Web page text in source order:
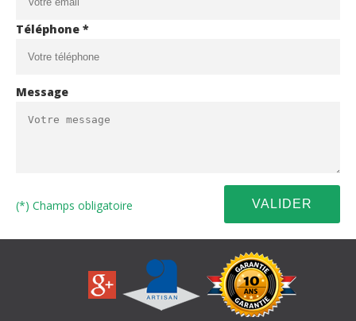
Téléphone *
Message
(*) Champs obligatoire